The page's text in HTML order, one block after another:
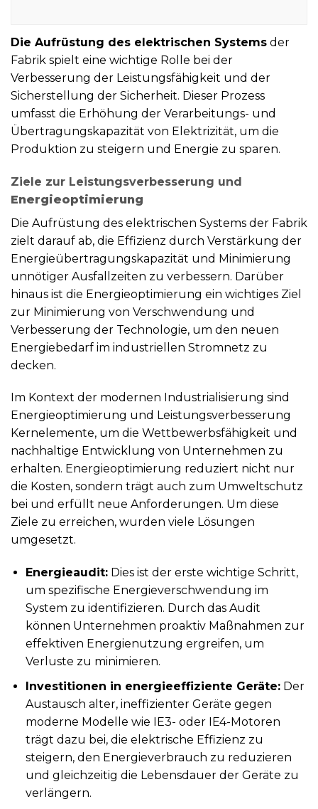
Die Aufrüstung des elektrischen Systems der
Fabrik spielt eine wichtige Rolle bei der
Verbesserung der Leistungsfähigkeit und der
Sicherstellung der Sicherheit. Dieser Prozess
umfasst die Erhöhung der Verarbeitungs- und
Übertragungskapazität von Elektrizität, um die
Produktion zu steigern und Energie zu sparen.
Ziele zur Leistungsverbesserung und
Energieoptimierung
Die Aufrüstung des elektrischen Systems der Fabrik
zielt darauf ab, die Effizienz durch Verstärkung der
Energieübertragungskapazität und Minimierung
unnötiger Ausfallzeiten zu verbessern. Darüber
hinaus ist die Energieoptimierung ein wichtiges Ziel
zur Minimierung von Verschwendung und
Verbesserung der Technologie, um den neuen
Energiebedarf im industriellen Stromnetz zu
decken.
Im Kontext der modernen Industrialisierung sind
Energieoptimierung und Leistungsverbesserung
Kernelemente, um die Wettbewerbsfähigkeit und
nachhaltige Entwicklung von Unternehmen zu
erhalten. Energieoptimierung reduziert nicht nur
die Kosten, sondern trägt auch zum Umweltschutz
bei und erfüllt neue Anforderungen. Um diese
Ziele zu erreichen, wurden viele Lösungen
umgesetzt.
Energieaudit:Dies ist der erste wichtige Schritt,
um spezifische Energieverschwendung im
System zu identifizieren. Durch das Audit
können Unternehmen proaktiv Maßnahmen zur
effektiven Energienutzung ergreifen, um
Verluste zu minimieren.
Investitionen in energieeffiziente Geräte:Der
Austausch alter, ineffizienter Geräte gegen
moderne Modelle wie IE3- oder IE4-Motoren
trägt dazu bei, die elektrische Effizienz zu
steigern, den Energieverbrauch zu reduzieren
und gleichzeitig die Lebensdauer der Geräte zu
verlängern.